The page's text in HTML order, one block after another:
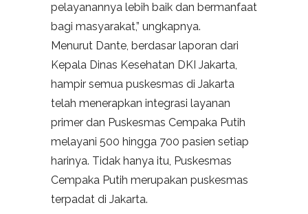
pelayanannya lebih baik dan bermanfaat
bagi masyarakat,” ungkapnya.
Menurut Dante, berdasar laporan dari
Kepala Dinas Kesehatan DKI Jakarta,
hampir semua puskesmas di Jakarta
telah menerapkan integrasi layanan
primer dan Puskesmas Cempaka Putih
melayani 500 hingga 700 pasien setiap
harinya. Tidak hanya itu, Puskesmas
Cempaka Putih merupakan puskesmas
terpadat di Jakarta.